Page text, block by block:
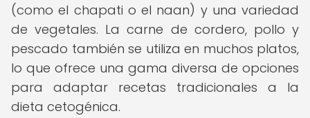
(como el chapati o el naan) y una variedad
de vegetales. La carne de cordero, pollo y
pescado también se utiliza en muchos platos,
lo que ofrece una gama diversa de opciones
para adaptar recetas tradicionales a la
dieta cetogénica.